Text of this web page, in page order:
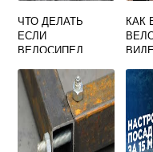
ЧТО ДЕЛАТЬ
ЕСЛИ
ВЕЛОСИПЕД
КАК